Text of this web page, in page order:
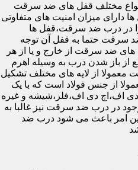
مختلف قفل های ضد سرقت
دارای میزان امنیت های متفاوتی
در درب ضد سرقت،قفل ها
سرقت حتما به قفل آن توجه
های ضد سرقت از خارج و یا از هر
از باز شدن درب به وسیله اهرم
از لایه های مختلف تشکیل
از جنس فولاد است که با یک
دی اف،اچ دی اف،فلز،شیشه و غیره
در درب ضد سرقت نیز غالبا به
امر باعث می شود درب ضد